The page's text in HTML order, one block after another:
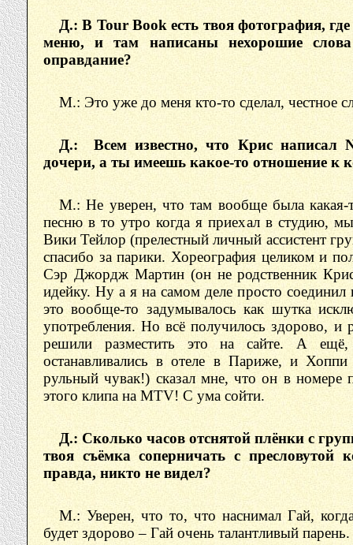
Д.: В Tour Book есть твоя фотография,
меню, и там написаны нехорошие
оправдание?
М.: Это уже до меня кто-то сделал, честное
Д.: Всем известно, что Крис написал
дочери, а ты имеешь какое-то отношение к
М.: Не уверен, что там вообще была какая-
песню в то утро когда я приехал в студию, мы
Вики Тейлор (прелестный личный ассистент
спасибо за парики. Хореография целиком и
Сэр Джордж Мартин (он не родственник
идейку. Ну а я на самом деле просто соединил
это вообще-то задумывалось как шутка
употребления. Но всё получилось здорово, и
решили разместить это на сайте. А
останавливались в отеле в Париже, и
рульный чувак!) сказал мне, что он в номере
этого клипа на MTV! С ума сойти.
Д.: Сколько часов отснятой плёнки с
твоя съёмка соперничать с пресловутой
правда, никто не видел?
М.: Уверен, что то, что наснимал Гай,
будет здорово – Гай очень талантливый парень.